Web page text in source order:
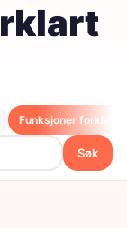
Funksjoner forklart
Søk